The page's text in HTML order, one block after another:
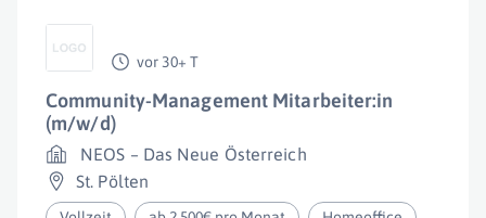
vor 30+ T
Community-Management Mitarbeiter:in
(m/w/d)
NEOS – Das Neue Österreich
St. Pölten